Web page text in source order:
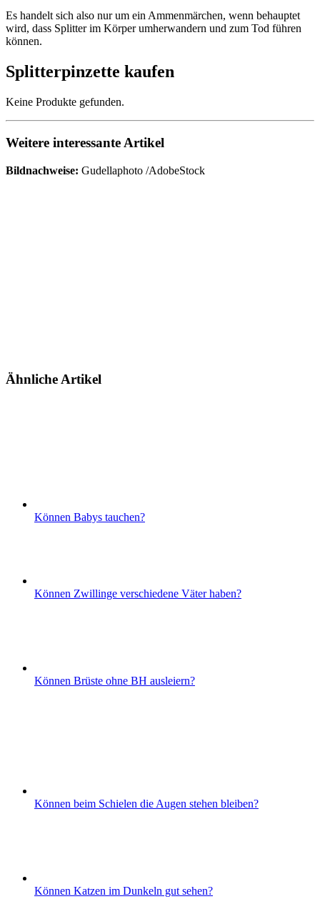
Es handelt sich also nur um ein Ammenmärchen, wenn behauptet
wird, dass Splitter im Körper umherwandern und zum Tod führen
können.
Splitterpinzette kaufen
Keine Produkte gefunden.
Weitere interessante Artikel
Bildnachweise: Gudellaphoto /AdobeStock
Ähnliche Artikel
Können Babys tauchen?
Können Zwillinge verschiedene Väter haben?
Können Brüste ohne BH ausleiern?
Können beim Schielen die Augen stehen bleiben?
Können Katzen im Dunkeln gut sehen?